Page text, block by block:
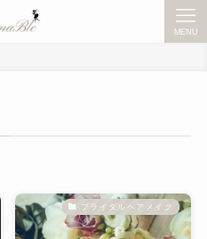
MENU
ブライダルヘアメイク